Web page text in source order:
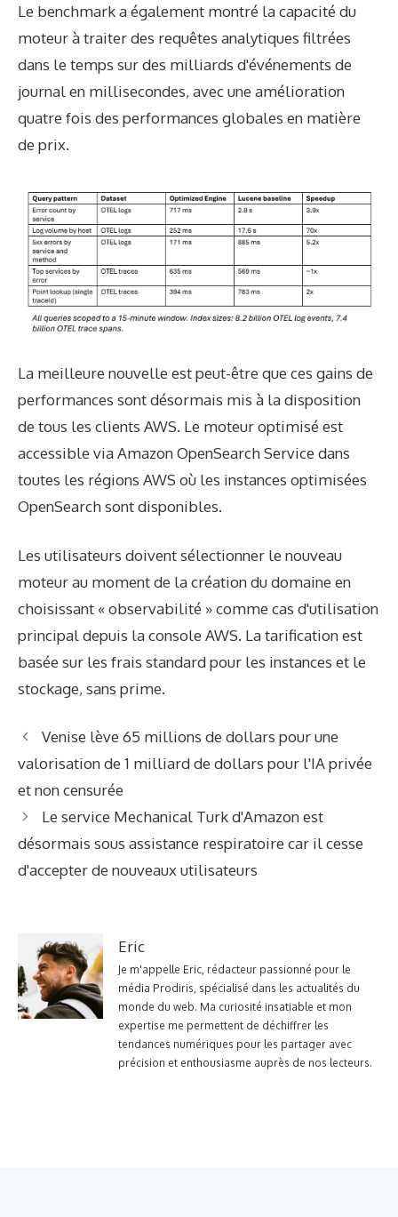
Le benchmark a également montré la capacité du
moteur à traiter des requêtes analytiques filtrées
dans le temps sur des milliards d'événements de
journal en millisecondes, avec une amélioration
quatre fois des performances globales en matière
de prix.
La meilleure nouvelle est peut-être que ces gains de
performances sont désormais mis à la disposition
de tous les clients AWS. Le moteur optimisé est
accessible via Amazon OpenSearch Service dans
toutes les régions AWS où les instances optimisées
OpenSearch sont disponibles.
Les utilisateurs doivent sélectionner le nouveau
moteur au moment de la création du domaine en
choisissant « observabilité » comme cas d'utilisation
principal depuis la console AWS. La tarification est
basée sur les frais standard pour les instances et le
stockage, sans prime.
Venise lève 65 millions de dollars pour une
valorisation de 1 milliard de dollars pour l'IA privée
et non censurée
Le service Mechanical Turk d'Amazon est
désormais sous assistance respiratoire car il cesse
d'accepter de nouveaux utilisateurs
Eric
Je m'appelle Eric, rédacteur passionné pour le
média Prodiris, spécialisé dans les actualités du
monde du web. Ma curiosité insatiable et mon
expertise me permettent de déchiffrer les
tendances numériques pour les partager avec
précision et enthousiasme auprès de nos lecteurs.